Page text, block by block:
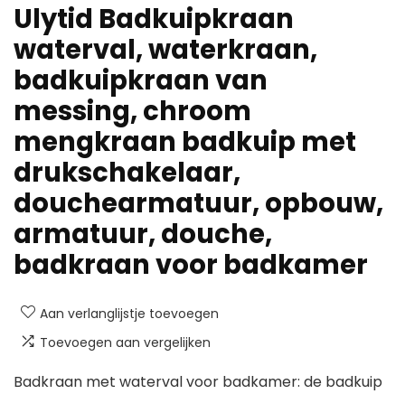
Ulytid Badkuipkraan
waterval, waterkraan,
badkuipkraan van
messing, chroom
mengkraan badkuip met
drukschakelaar,
douchearmatuur, opbouw,
armatuur, douche,
badkraan voor badkamer
Aan verlanglijstje toevoegen
Toevoegen aan vergelijken
Badkraan met waterval voor badkamer: de badkuip